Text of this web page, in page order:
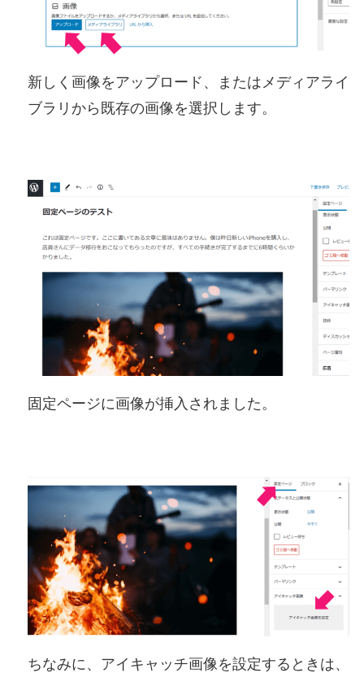
新しく画像をアップロード、またはメディアライ
ブラリから既存の画像を選択します。
固定ページに画像が挿入されました。
ちなみに、アイキャッチ画像を設定するときは、